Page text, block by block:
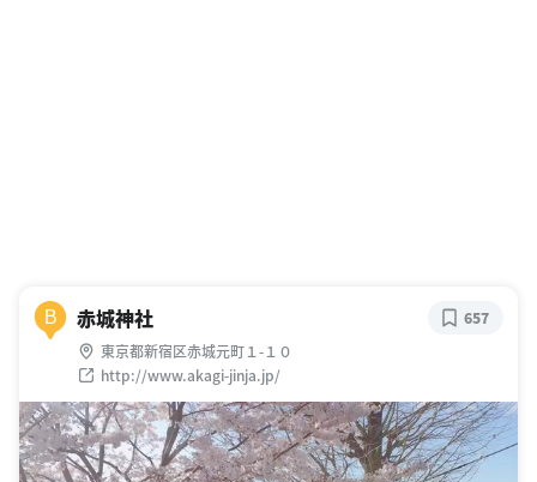
B 赤城神社
東京都新宿区赤城元町１-１０
http://www.akagi-jinja.jp/
657